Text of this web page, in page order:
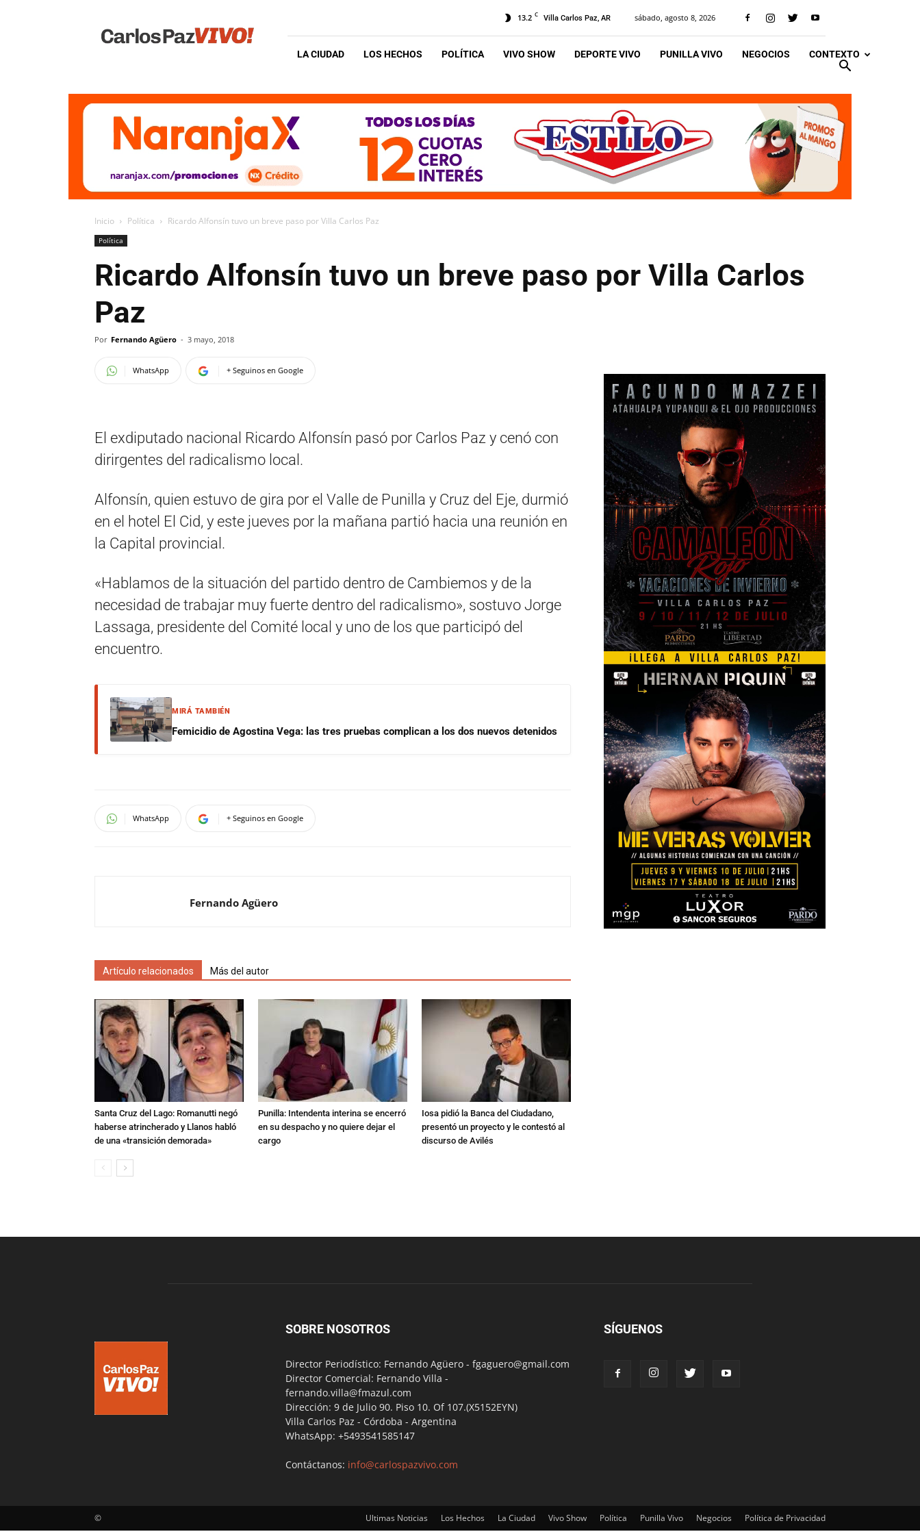
Vivo
13.2 C Villa Carlos Paz, AR sábado, agosto 8, 2026
LA CIUDAD LOS HECHOS POLÍTICA VIVO SHOW DEPORTE VIVO PUNILLA VIVO NEGOCIOS CONTEXTO
Inicio Política Ricardo Alfonsín tuvo un breve paso por Villa Carlos Paz
Política
Ricardo Alfonsín tuvo un breve paso por Villa Carlos
Paz
Por Fernando Agüero - 3 mayo, 2018
WhatsApp + Seguinos en Google
El exdiputado nacional Ricardo Alfonsín pasó por Carlos Paz y cenó con
dirirgentes del radicalismo local.
Alfonsín, quien estuvo de gira por el Valle de Punilla y Cruz del Eje, durmió
en el hotel El Cid, y este jueves por la mañana partió hacia una reunión en
la Capital provincial.
«Hablamos de la situación del partido dentro de Cambiemos y de la
necesidad de trabajar muy fuerte dentro del radicalismo», sostuvo Jorge
Lassaga, presidente del Comité local y uno de los que participó del
encuentro.
MIRÁ TAMBIÉN
Femicidio de Agostina Vega: las tres pruebas complican a los dos nuevos detenidos
WhatsApp + Seguinos en Google
Fernando Agüero
Artículo relacionados Más del autor
Santa Cruz del Lago: Romanutti negó
haberse atrincherado y Llanos habló
de una «transición demorada»
Punilla: Intendenta interina se encerró
en su despacho y no quiere dejar el
cargo
Iosa pidió la Banca del Ciudadano,
presentó un proyecto y le contestó al
discurso de Avilés
SOBRE NOSOTROS
Director Periodístico: Fernando Agüero - fgaguero@gmail.com
Director Comercial: Fernando Villa -
fernando.villa@fmazul.com
Dirección: 9 de Julio 90. Piso 10. Of 107.(X5152EYN)
Villa Carlos Paz - Córdoba - Argentina
WhatsApp: +5493541585147
Contáctanos: info@carlospazvivo.com
SÍGUENOS
Ultimas Noticias Los Hechos La Ciudad Vivo Show Política Punilla Vivo Negocios Política de Privacidad
©